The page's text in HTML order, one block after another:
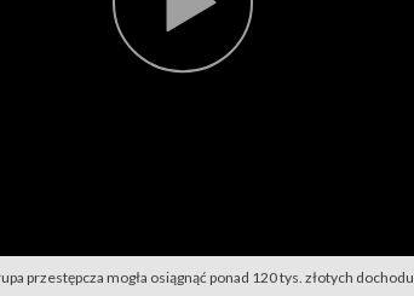
przestępcza mogła osiągnąć ponad 120 tys. złotych dochodu